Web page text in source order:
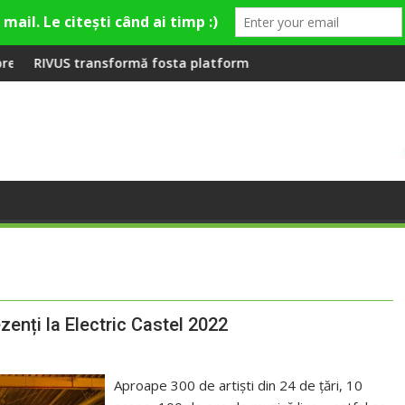
la Fashion Village
fosta platformă Carbochim într-un nou centru cultural și
la Electric Castel 2022
Aproape 300 de artiști din 24 de țări, 10